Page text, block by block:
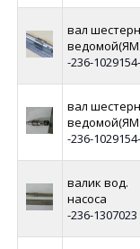
вал
-236-
вал
-236-
валик вод.
насоса
-236-1307023